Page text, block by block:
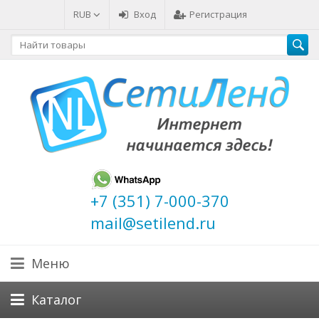
RUB Вход Регистрация
+7 (351) 7-000-370
mail@setilend.ru
Меню
Каталог